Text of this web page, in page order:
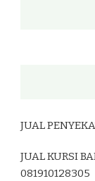
JUAL
JUAL KURSI
081910128305